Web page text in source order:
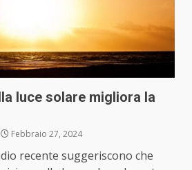
luce solare migliora la
Febbraio 27, 2024
recente suggeriscono che